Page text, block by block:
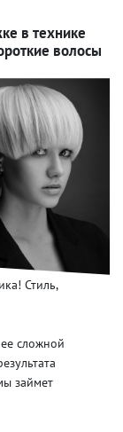
в технике
волосы
Стиль,
сложной
займет